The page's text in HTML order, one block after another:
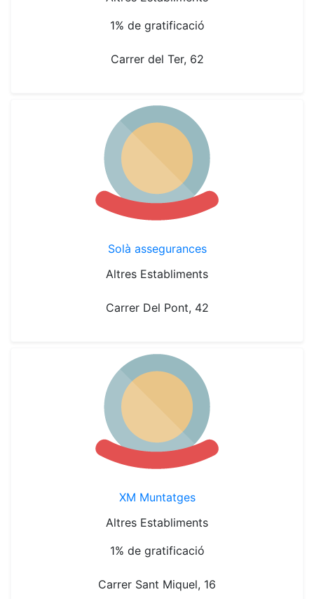
1% de gratificació
Carrer del Ter, 62
Solà assegurances
Altres Establiments
Carrer Del Pont, 42
XM Muntatges
Altres Establiments
1% de gratificació
Carrer Sant Miquel, 16